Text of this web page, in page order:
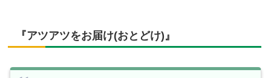
『アツアツをお届け(おとどけ)』